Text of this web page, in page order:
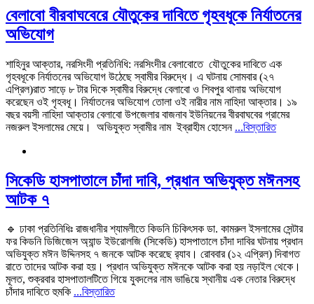
বেলাবো বীরবাঘবেরে যৌতুকের দাবিতে গৃহবধূকে নির্যাতনের
অভিযোগ
শাহিনুর আক্তার, নরসিংদী প্রতিনিধি: নরসিংদীর বেলাবোতে যৌতুকের দাবিতে এক
গৃহবধূকে নির্যাতনের অভিযোগ উঠেছে স্বামীর বিরুদ্ধে। এ ঘটনায় সোমবার (২৭
এপ্রিল)রাত সাড়ে ৮ টার দিকে স্বামীর বিরুদ্ধে বেলাবো ও শিবপুর থানায় অভিযোগ
করেছেন ওই গৃহবধূ। নির্যাতনের অভিযোগ তোলা ওই নারীর নাম নাহিদা আক্তার। ১৯
বছর বয়সী নাহিদা আক্তার বেলাবো উপজেলার বাজনাব ইউনিয়নের বীরবাঘবের গ্রামের
নজরুল ইসলামের মেয়ে। অভিযুক্ত স্বামীর নাম ইব্রাহীম হোসেন ...বিস্তারিত
সিকেডি হাসপাতালে চাঁদা দাবি, প্রধান অভিযুক্ত মঈনসহ
আটক ৭
🔹 ঢাকা প্রতিনিধিঃ রাজধানীর শ্যামলীতে কিডনি চিকিৎসক ডা. কামরুল ইসলামের সেন্টার
ফর কিডনি ডিজিজেস অ্যান্ড ইউরোলজি (সিকেডি) হাসপাতালে চাঁদা দাবির ঘটনায় প্রধান
অভিযুক্ত মঈন উদ্দিনসহ ৭ জনকে আটক করেছে র‍্যাব। রোববার (১২ এপ্রিল) দিবাগত
রাতে তাদের আটক করা হয়। প্রধান অভিযুক্ত মঈনকে আটক করা হয় নড়াইল থেকে।
মূলত, শুক্রবার হাসপাতালটিতে গিয়ে যুবদলের নাম ভাঙিয়ে স্থানীয় এক নেতার বিরুদ্ধে
চাঁদার দাবিতে হুমকি ...বিস্তারিত